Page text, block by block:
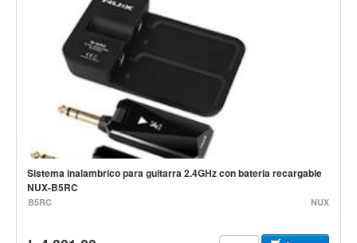
Accesorios
Percusión
Panderos
Percusión Latina
Tambores
Bombos
Kalimba
Sistema inalambrico para guitarra 2.4GHz con bateria recargable
NUX-B5RC
B5RC NUX